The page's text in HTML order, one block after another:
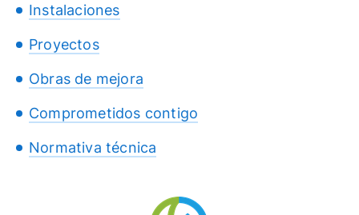
Instalaciones
Proyectos
Obras de mejora
Comprometidos contigo
Normativa técnica